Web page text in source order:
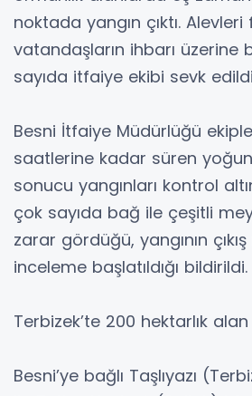
noktada yangın çıktı.
vatandaşların ihbarı üzerine
sayıda itfaiye ekibi sevk
Besni İtfaiye Müdürlüğü
saatlerine kadar süren
sonucu yangınları kontrol
çok sayıda bağ ile çeşitli
zarar gördüğü, yangının
inceleme başlatıldığı bildirildi.
Terbizek’te 200 hektarlık
Besni’ye bağlı Taşlıyazı